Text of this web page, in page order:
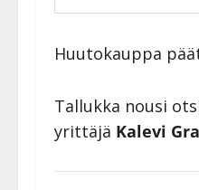
Huutokauppa
Tallukka nousi
yrittäjä Kalevi